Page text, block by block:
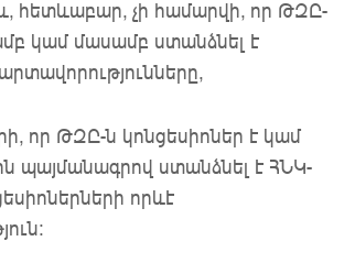
հետևաբար, չի համարվի, որ ԹԶԸ-
կամ մասամբ ստանձնել է
որ ԹԶԸ-ն կոնցեսիոներ է կամ
պայմանագրով ստանձնել է ՀՆԿ-
որևէ